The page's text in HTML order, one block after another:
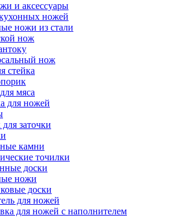
и аксессуары
ножей
ножи из стали
нож
нож
стейка
мяса
для ножей
заточки
камни
точилки
доски
ножи
доски
для ножей
для ножей с наполнителем